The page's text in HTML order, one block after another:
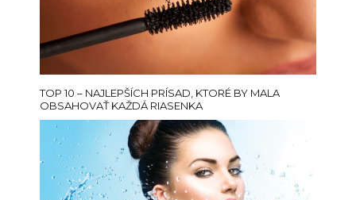
TOP 10 – NAJLEPŠÍCH PRÍSAD, KTORÉ BY MALA
OBSAHOVAŤ KAŽDÁ RIASENKA